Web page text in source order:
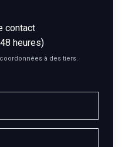
contact
heures)
à des tiers.